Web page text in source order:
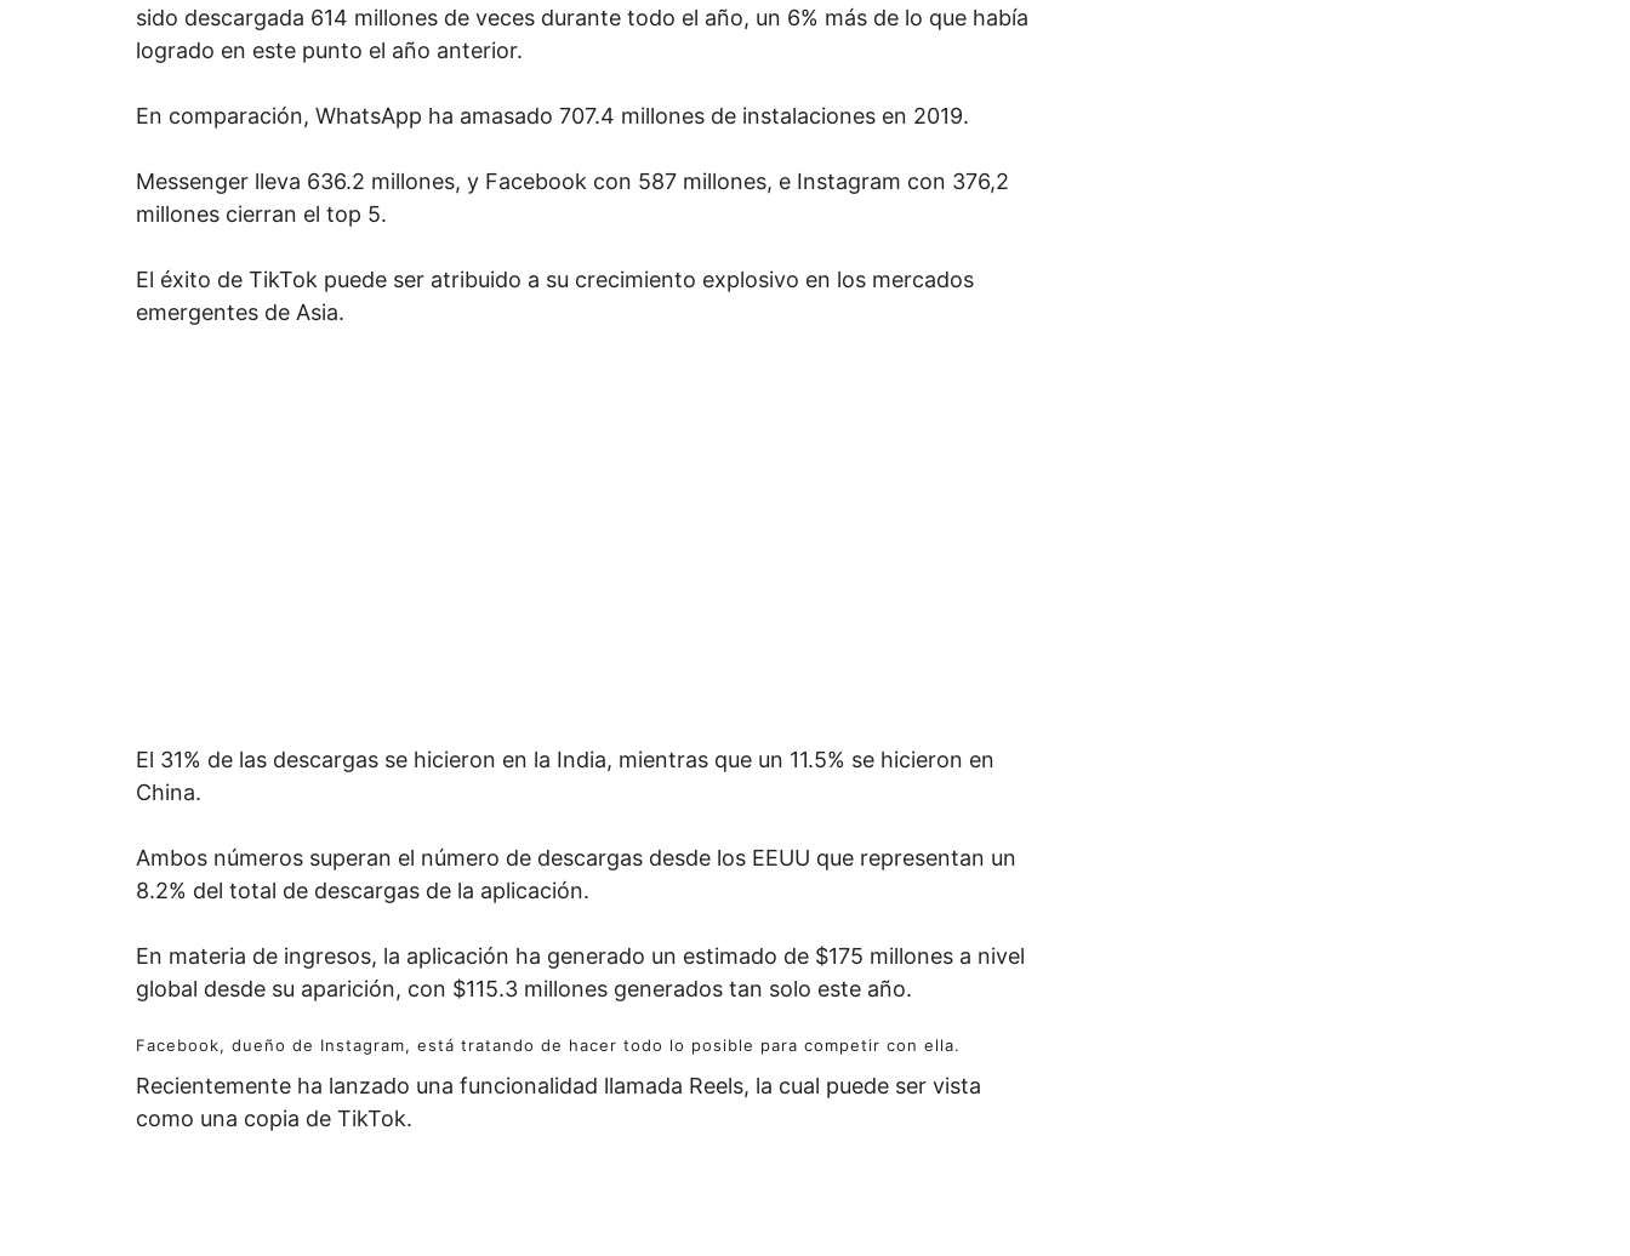
sido descargada 614 millones de veces durante todo el año, un 6% más de lo que había
logrado en este punto el año anterior.
En comparación, WhatsApp ha amasado 707.4 millones de instalaciones en 2019.
Messenger lleva 636.2 millones, y Facebook con 587 millones, e Instagram con 376,2
millones cierran el top 5.
El éxito de TikTok puede ser atribuido a su crecimiento explosivo en los mercados
emergentes de Asia.
El 31% de las descargas se hicieron en la India, mientras que un 11.5% se hicieron en
China.
Ambos números superan el número de descargas desde los EEUU que representan un
8.2% del total de descargas de la aplicación.
En materia de ingresos, la aplicación ha generado un estimado de $175 millones a nivel
global desde su aparición, con $115.3 millones generados tan solo este año.
Facebook, dueño de Instagram, está tratando de hacer todo lo posible para competir con ella.
Recientemente ha lanzado una funcionalidad llamada Reels, la cual puede ser vista
como una copia de TikTok.